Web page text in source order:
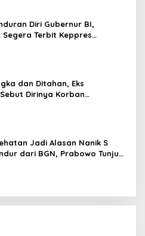
Diri Gubernur BI,
Segera Terbit Keppres
dengan Hormat
dan Ditahan, Eks
Dirinya Korban
Jadi Alasan Nanik S
dari BGN, Prabowo Tunjuk